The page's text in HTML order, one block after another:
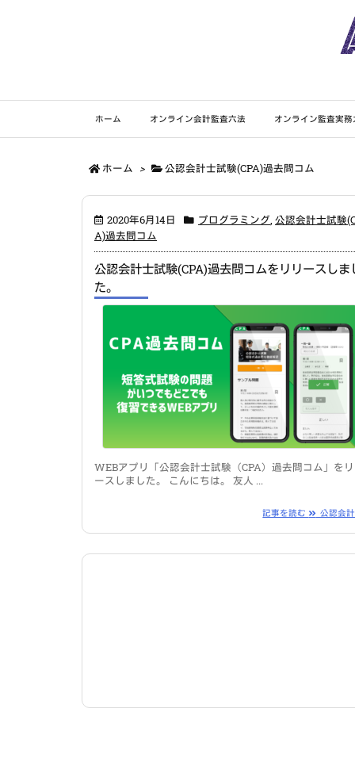
ホーム オンライン会計監査六法 オンライン監査実務
ホーム > 公認会計士試験(CPA)過去問コム
2020年6月14日 プログラミング 公認会計士試験
A)過去問コム
公認会計士試験(CPA)過去問コムをリリースしま
た。
WEBアプリ「公認会計士試験（CPA）過去問コム」を
ースしました。 こんにちは。 友人 ...
記事を読む 公認会